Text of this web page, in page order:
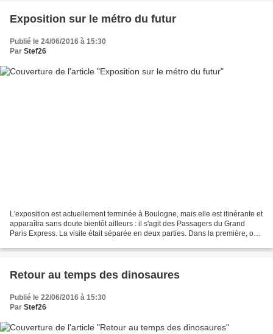
Exposition sur le métro du futur
Publié le 24/06/2016 à 15:30
Par Stef26
L'exposition est actuellement terminée à Boulogne, mais elle est itinérante et
apparaîtra sans doute bientôt ailleurs : il s'agit des Passagers du Grand
Paris Express. La visite était séparée en deux parties. Dans la première, on
Retour au temps des dinosaures
Publié le 22/06/2016 à 15:30
Par Stef26